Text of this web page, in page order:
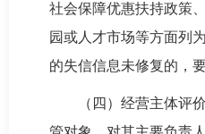
社会保障优惠扶持政策
园或人才市场等方面列
的失信信息未修复的，
（四）经营主体评